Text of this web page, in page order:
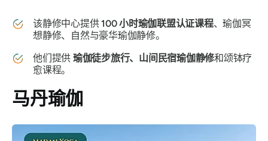
该静修中心提供100 小时瑜伽联盟认证课程、瑜伽冥
想静修、自然与豪华瑜伽静修。
他们提供 瑜伽徒步旅行、山间民宿瑜伽静修和颂钵疗
愈课程。
马丹瑜伽